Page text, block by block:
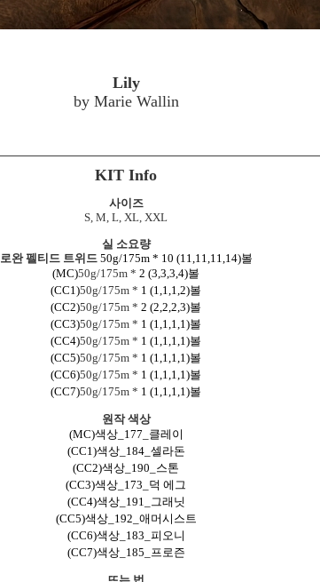
Lily
by Marie Wallin
KIT Info
사이즈
S, M, L, XL, XXL
실 소요량
로완 펠티드 트위드 50g/175m * 10 (11,11,11,14)볼
(MC)50g/175m * 2 (3,3,3,4)볼
(CC1)50g/175m * 1 (1,1,1,2)볼
(CC2)50g/175m * 2 (2,2,2,3)볼
(CC3)50g/175m * 1 (1,1,1,1)볼
(CC4)50g/175m * 1 (1,1,1,1)볼
(CC5)50g/175m * 1 (1,1,1,1)볼
(CC6)50g/175m * 1 (1,1,1,1)볼
(CC7)50g/175m * 1 (1,1,1,1)볼
원작 색상
(MC)색상_177_클레이
(CC1)색상_184_셀라돈
(CC2)색상_190_스톤
(CC3)색상_173_덕 에그
(CC4)색상_191_그래닛
(CC5)색상_192_애머시스트
(CC6)색상_ 183_피오니
(CC7)색상_ 185_프로즌